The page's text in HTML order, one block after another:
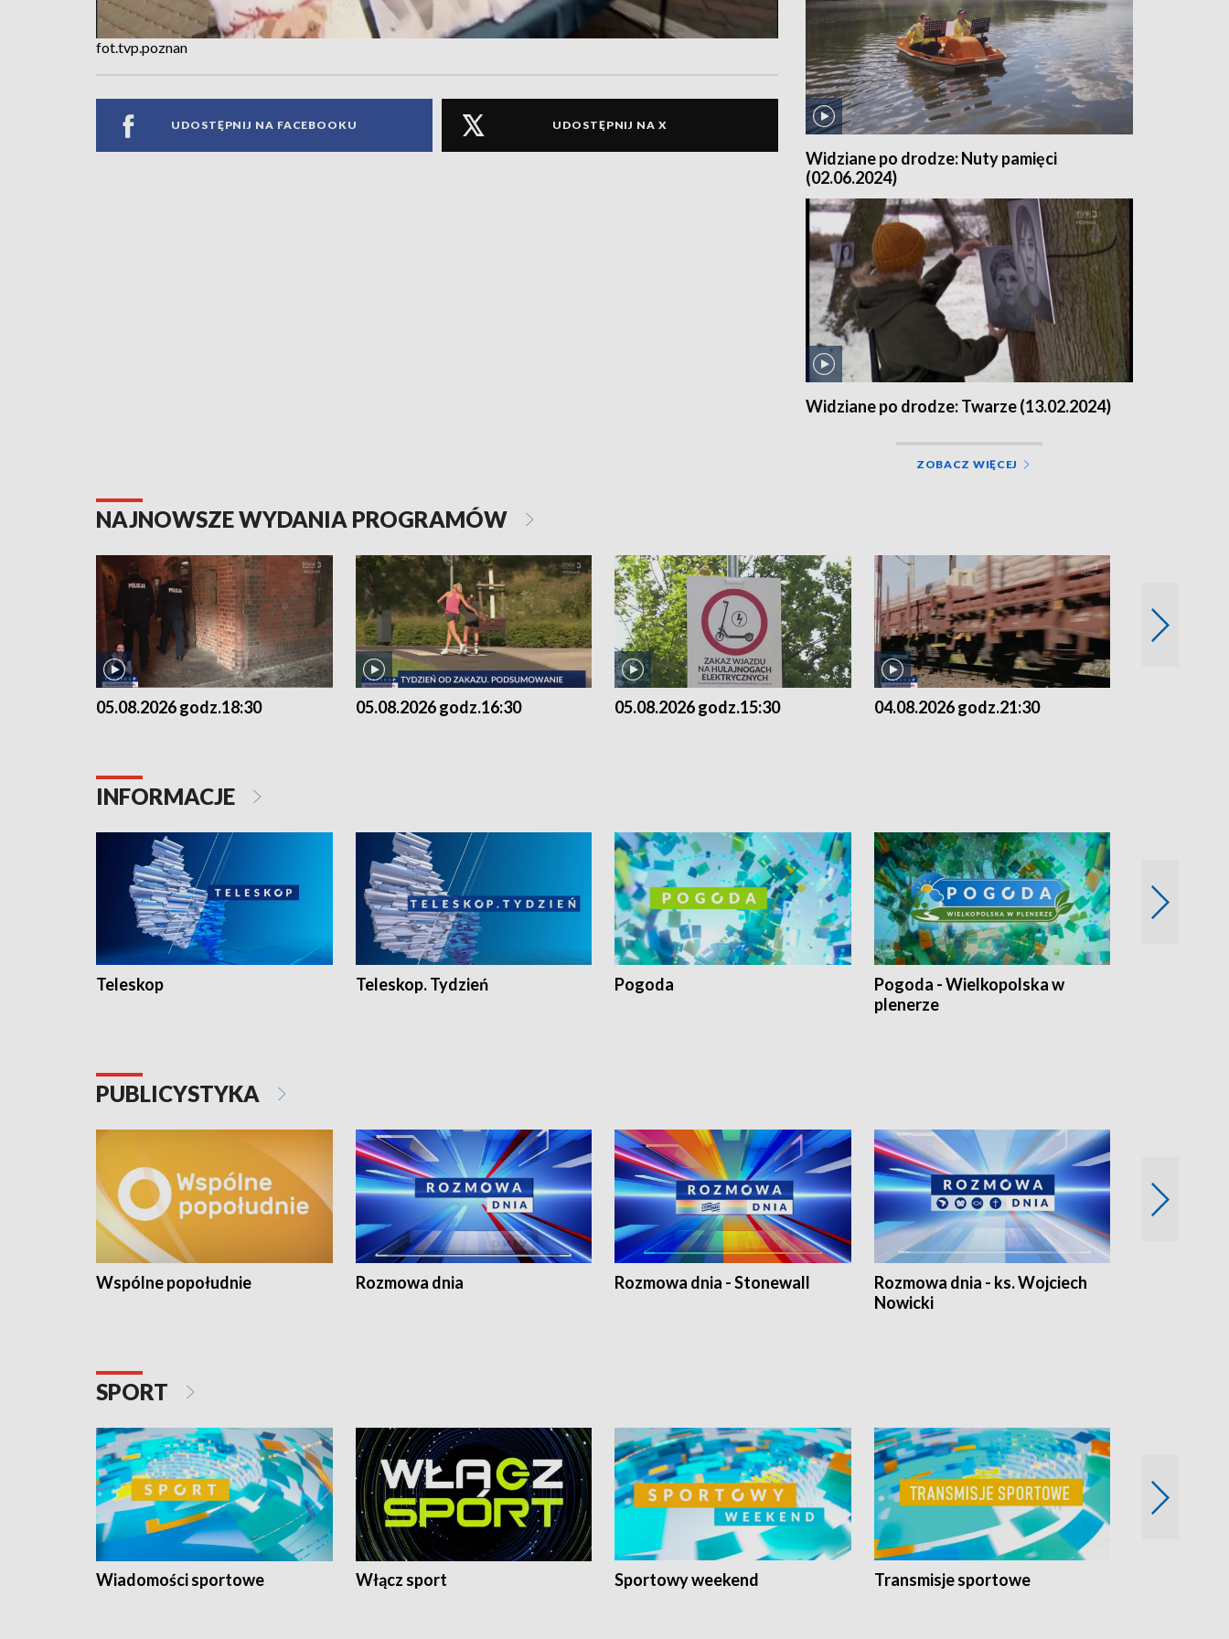
fot.tvp.poznan
UDOSTĘPNIJ NA FACEBOOKU UDOSTĘPNIJ NA X
Widziane po drodze: Nuty pamięci
(02.06.2024)
Widziane po drodze: Twarze (13.02.2024)
ZOBACZ WIĘCEJ
NAJNOWSZE WYDANIA PROGRAMÓW
05.08.2026 godz.18:30 05.08.2026 godz.16:30 05.08.2026 godz.15:30 04.08.2026 godz.21:30
INFORMACJE
Teleskop Teleskop. Tydzień Pogoda
Pogoda - Wielkopolska w
plenerze
PUBLICYSTYKA
Wspólne popołudnie Rozmowa dnia Rozmowa dnia - Stonewall
Rozmowa dnia - ks. Wojciech
Nowicki
SPORT
Wiadomości sportowe Włącz sport Sportowy weekend Transmisje sportowe